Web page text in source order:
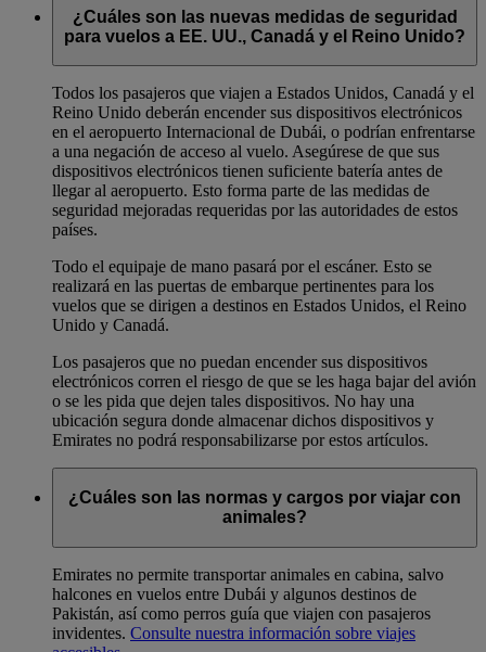
¿Cuáles son las nuevas medidas de seguridad
para vuelos a EE. UU., Canadá y el Reino Unido?
Todos los pasajeros que viajen a Estados Unidos, Canadá y el
Reino Unido deberán encender sus dispositivos electrónicos
en el aeropuerto Internacional de Dubái, o podrían enfrentarse
a una negación de acceso al vuelo. Asegúrese de que sus
dispositivos electrónicos tienen suficiente batería antes de
llegar al aeropuerto. Esto forma parte de las medidas de
seguridad mejoradas requeridas por las autoridades de estos
países.
Todo el equipaje de mano pasará por el escáner. Esto se
realizará en las puertas de embarque pertinentes para los
vuelos que se dirigen a destinos en Estados Unidos, el Reino
Unido y Canadá.
Los pasajeros que no puedan encender sus dispositivos
electrónicos corren el riesgo de que se les haga bajar del avión
o se les pida que dejen tales dispositivos. No hay una
ubicación segura donde almacenar dichos dispositivos y
Emirates no podrá responsabilizarse por estos artículos.
¿Cuáles son las normas y cargos por viajar con
animales?
Emirates no permite transportar animales en cabina, salvo
halcones en vuelos entre Dubái y algunos destinos de
Pakistán, así como perros guía que viajen con pasajeros
invidentes. Consulte nuestra información sobre viajes